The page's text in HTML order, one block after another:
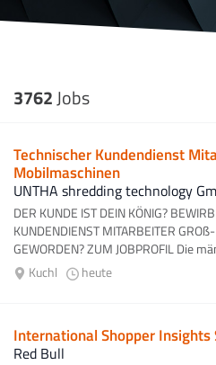
3762Jobs
Technischer Kundendienst
Mobilmaschinen
UNTHA shredding technology
DER KUNDE IST DEIN KÖNIG?
KUNDENDIENST MITARBEITER
GEWORDEN? ZUM JOBPROFIL Die
Kuchl
heute
International Shopper Insights
Red Bull